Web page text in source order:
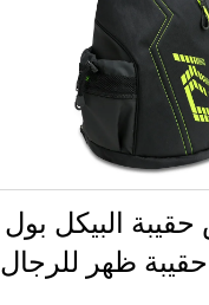
البيكل بول
حقيبة ظهر للرجال